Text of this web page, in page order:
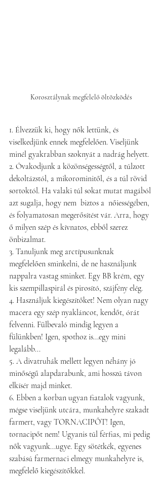
Korosztálynak megfelelő öltözködés
1. Élvezzük ki, hogy nők lettünk, és
viselkedjünk ennek megfelelően. Viseljünk
minél gyakrabban szoknyát a nadrág helyett.
2. Óvakodjunk a közönségességtől, a túlzott
dekoltázstól, a mikorominitől, és a túl rövid
sortoktól. Ha valaki túl sokat mutat magából
azt sugalja, hogy nem  biztos a  nőiességében,
és folyamatosan megerősítést vár. Arra, hogy
ő milyen szép és kívnatos, ebből szerez
önbizalmat.
3. Tanuljunk meg arctípusunknak
megfelelően sminkelni, de ne használjunk
nappalra vastag sminket. Egy BB krém, egy
kis szempillaspirál és pirosító, szájfény elég.
4. Használjuk kiegészítőket! Nem olyan nagy
macera egy szép nyakláncot, kendőt, órát
felvenni. Fülbevaló mindig legyen a
fülünkben! Igen, spothoz is...egy mini
legalább...
5. A divatruhák mellett legyen néhány jó
minőségű alapdarabunk, ami hosszú távon
elkísér majd minket.
6. Ebben a korban ugyan fiatalok vagyunk,
mégse viseljünk utcára, munkahelyre szakadt
farmert, vagy TORNACIPŐT! Igen,
tornacipőt nem! Ugyanis túl férfias, mi pedig
nők vagyunk...ugye. Egy sötétkék, egyenes
szabású farmernaci elmegy munkahelyre is,
megfelelő kiegészítőkkel.